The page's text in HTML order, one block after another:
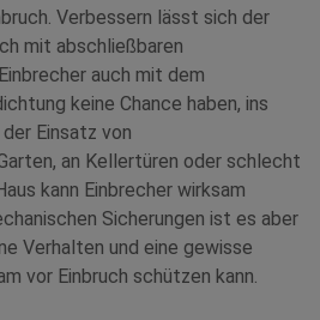
Verbessern lässt sich der
mit abschließbaren
auch mit dem
keine Chance haben, ins
Einsatz von
an Kellertüren oder schlecht
kann Einbrecher wirksam
Sicherungen ist es aber
Verhalten und eine gewisse
vor Einbruch schützen kann.